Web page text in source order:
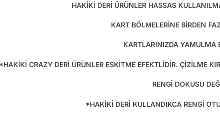
HAKİKİ DERİ ÜRÜNLER HASSAS
KART BÖLMELERİNE BİRDEN
KARTLARINIZDA YAMULMA
*HAKİKİ CRAZY DERİ ÜRÜNLER ESKİTME EFEKTLİDİR. ÇİZİLME
RENGİ DOKUSU
*HAKİKİ DERİ KULLANDIKÇA RENGİ